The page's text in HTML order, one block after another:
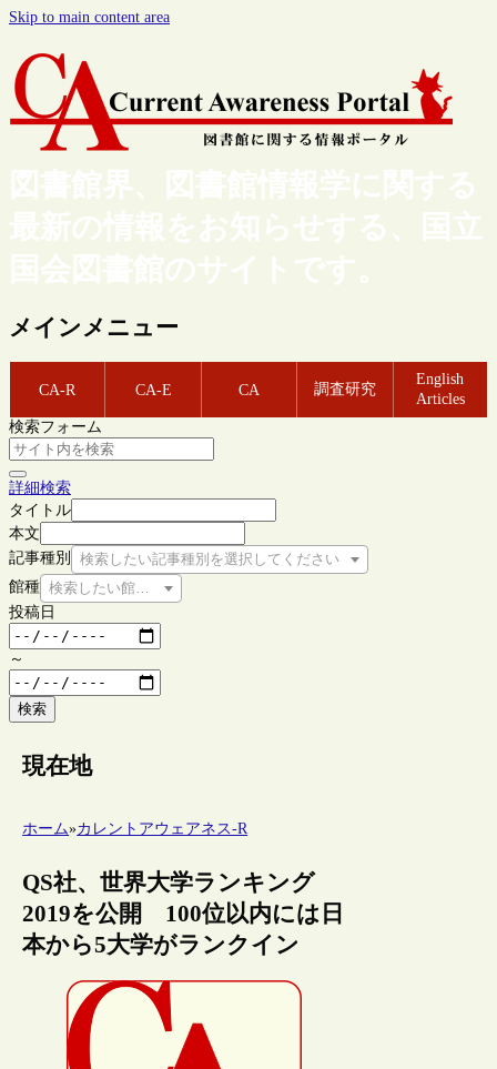
Skip to main content area
図書館界、図書館情報学に関する
最新の情報をお知らせする、国立
国会図書館のサイトです。
メインメニュー
CA-R CA-E CA 調査研究
English
Articles
検索フォーム
詳細検索
タイトル
本文
記事種別
検索したい記事種別を選択してください
館種 検索したい館種を選択してください
投稿日
～
検索
現在地
ホーム»カレントアウェアネス-R
QS社、世界大学ランキング
2019を公開 100位以内には日
本から5大学がランクイン